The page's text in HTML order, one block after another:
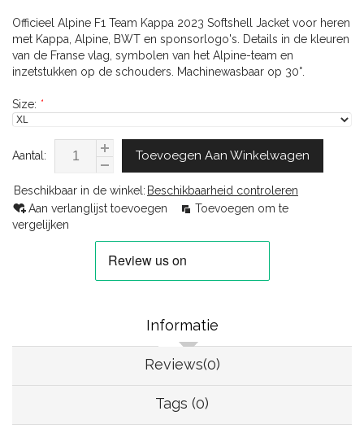
Officieel Alpine F1 Team Kappa 2023 Softshell Jacket voor heren
met Kappa, Alpine, BWT en sponsorlogo's. Details in de kleuren
van de Franse vlag, symbolen van het Alpine-team en
inzetstukken op de schouders. Machinewasbaar op 30°.
Size: *
Aantal: Toevoegen Aan Winkelwagen
Beschikbaar in de winkel: Beschikbaarheid controleren
Aan verlanglijst toevoegen
Toevoegen om te
vergelijken
Informatie
Reviews(0)
Tags (0)